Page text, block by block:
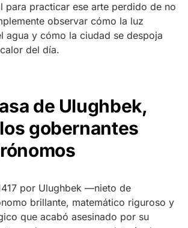
para practicar ese arte perdido de no
observar cómo la luz
agua y cómo la ciudad se despoja
del día.
de Ulughbek,
gobernantes
por Ulughbek —nieto de
brillante, matemático riguroso y
que acabó asesinado por su